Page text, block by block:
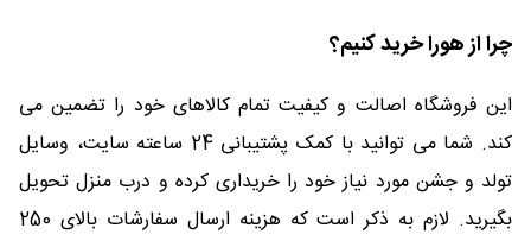
چرا از هورا خرید کنیم؟
این فروشگاه اصالت و کیفیت تمام کالاهای خود را تضمین می
کند. شما می توانید با کمک پشتیبانی 24 ساعته سایت، وسایل
تولد و جشن مورد نیاز خود را خریداری کرده و درب منزل تحویل
بگیرید. لازم به ذکر است که هزینه ارسال سفارشات بالای 250